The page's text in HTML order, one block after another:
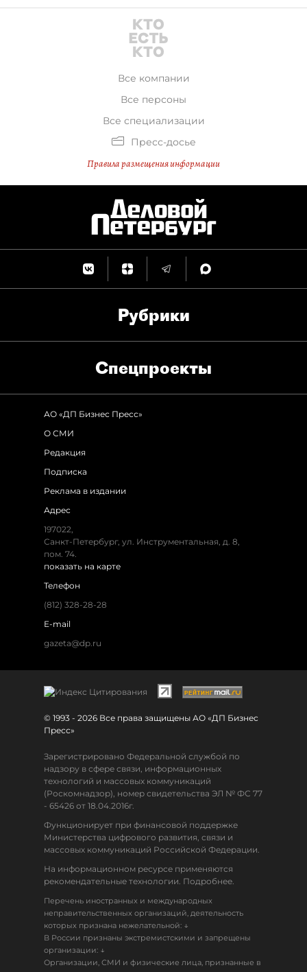
Все компании
Все персоны
Все специализации
Пресс-досье
Правила размещения информации
Рубрики
Спец­проекты
АО «ДП Бизнес Пресс»
О СМИ
Редакция
Подписка
Реклама в издании
Адрес
197022,
Санкт-Петербург, ул. Инструментальная, д. 8,
пом. 74.
показать на карте
Телефон
(812) 328-28-28
E-mail
gazeta@dp.ru
© 1993 - 2026 Все права защищены АО «ДП Бизнес
Пресс»
Зарегистрировано Федеральной службой по
надзору в сфере связи, информационных
технологий и массовых коммуникаций
(Роскомнадзор), номер свидетельства ЭЛ № ФС 77
- 65426 от 18.04.2016г.
Функционирует при финансовой поддержке
Министерства цифрового развития, связи и
массовых коммуникаций Российской Федерации.
На информационном ресурсе применяются
рекомендательные технологии. Подробнее.
Перечень иностранных и международных
неправительственных организаций, деятельность
которых признана нежелательной: ↓
В России признаны экстремистскими и запрещены
организации: ↓
Организации, СМИ и физические лица, признанные в